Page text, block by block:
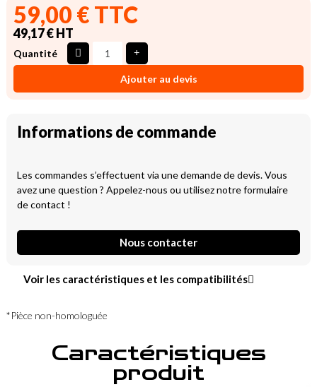
59,00 € TTC
49,17 € HT
Quantité
Ajouter au devis
Informations de commande
Les commandes s’effectuent via une demande de devis. Vous
avez une question ? Appelez-nous ou utilisez notre formulaire
de contact !
Nous contacter
Voir les caractéristiques et les compatibilités
*Pièce non-homologuée
Caractéristiques
produit